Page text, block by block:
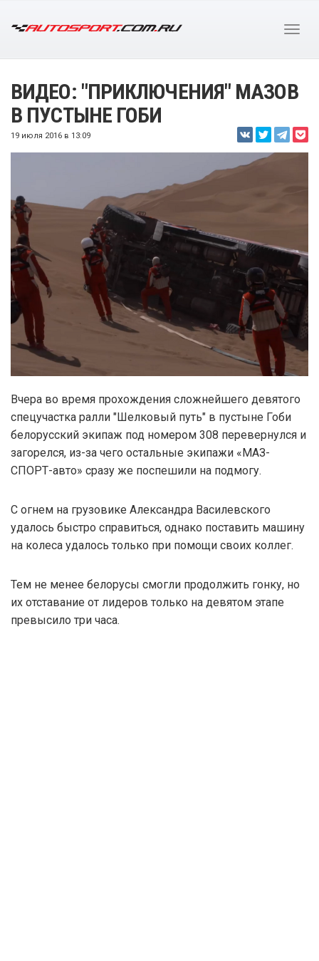
ВИДЕО: "ПРИКЛЮЧЕНИЯ" МАЗОВ
В ПУСТЫНЕ ГОБИ
19 июля 2016 в 13:09
Вчера во время прохождения сложнейшего девятого
спецучастка ралли "Шелковый путь" в пустыне Гоби
белорусский экипаж под номером 308 перевернулся и
загорелся, из-за чего остальные экипажи «МАЗ-
СПОРТ-авто» сразу же поспешили на подмогу.
С огнем на грузовике Александра Василевского
удалось быстро справиться, однако поставить машину
на колеса удалось только при помощи своих коллег.
Тем не менее белорусы смогли продолжить гонку, но
их отставание от лидеров только на девятом этапе
превысило три часа.